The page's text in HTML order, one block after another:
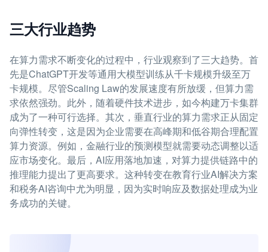
三大行业趋势
在算力需求不断变化的过程中，行业观察到了三大趋势。首
先是ChatGPT开发等通用大模型训练从千卡规模升级至万
卡规模。尽管Scaling Law的发展速度有所放缓，但算力需
求依然强劲。此外，随着硬件技术进步，如今构建万卡集群
成为了一种可行选择。其次，垂直行业的算力需求正从固定
向弹性转变，这是因为企业需要在高峰期和低谷期合理配置
算力资源。例如，金融行业的预测模型就需要动态调整以适
应市场变化。最后，AI应用落地加速，对算力提供链路中的
推理能力提出了更高要求。这种转变在教育行业AI解决方案
和税务AI咨询中尤为明显，因为实时响应及数据处理成为业
务成功的关键。